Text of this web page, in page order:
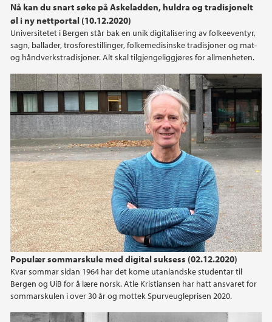
Nå kan du snart søke på Askeladden, huldra og tradisjonelt
øl i ny nettportal (10.12.2020)
Universitetet i Bergen står bak en unik digitalisering av folkeeventyr,
sagn, ballader, trosforestillinger, folkemedisinske tradisjoner og mat-
og håndverkstradisjoner. Alt skal tilgjengeliggjøres for allmenheten.
Populær sommarskule med digital suksess (02.12.2020)
Kvar sommar sidan 1964 har det kome utanlandske studentar til
Bergen og UiB for å lære norsk. Atle Kristiansen har hatt ansvaret for
sommarskulen i over 30 år og mottek Spurveugleprisen 2020.